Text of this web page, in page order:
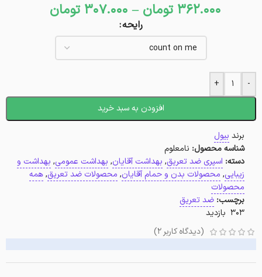
362.000 تومان –
307.000 تومان
رایحه
-
+
افزودن به سبد خرید
برند بیول
شناسه محصول: نامعلوم
دسته: اسپری ضد تعریق, بهداشت آقایان, بهداشت عمومی, بهداشت و
زیبایی, محصولات بدن و حمام آقایان, محصولات ضد تعریق,همه
محصولات
برچسب: ضد تعریق
303 بازدید
(دیدگاه کاربر2
)